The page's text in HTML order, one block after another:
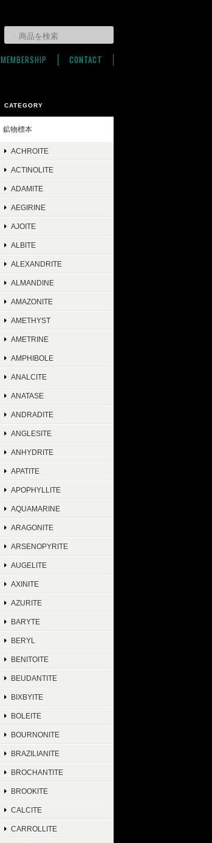
MEMBERSHIP CONTACT
CATEGORY
鉱物標本
ACHROITE
ACTINOLITE
ADAMITE
AEGIRINE
AJOITE
ALBITE
ALEXANDRITE
ALMANDINE
AMAZONITE
AMETHYST
AMETRINE
AMPHIBOLE
ANALCITE
ANATASE
ANDRADITE
ANGLESITE
ANHYDRITE
APATITE
APOPHYLLITE
AQUAMARINE
ARAGONITE
ARSENOPYRITE
AUGELITE
AXINITE
AZURITE
BARYTE
BERYL
BENITOITE
BEUDANTITE
BIXBYITE
BOLEITE
BOURNONITE
BRAZILIANITE
BROCHANTITE
BROOKITE
CALCITE
CARROLLITE